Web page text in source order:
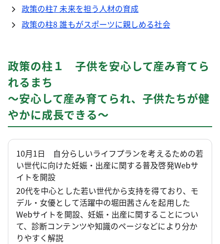
政策の柱7 未来を担う人材の育成
政策の柱8 誰もがスポーツに親しめる社会
政策の柱１ 子供を安心して産み育てら
れるまち
～安心して産み育てられ、子供たちが健
やかに成長できる～
10月1日 自分らしいライフプランを考えるための若
い世代に向けた妊娠・出産に関する普及啓発Webサ
イトを開設
20代を中心とした若い世代から支持を得ており、モ
デル・女優として活躍中の堀田茜さんを起用した
Webサイトを開設、妊娠・出産に関することについ
て、診断コンテンツや知識のページなどにより分か
りやすく解説